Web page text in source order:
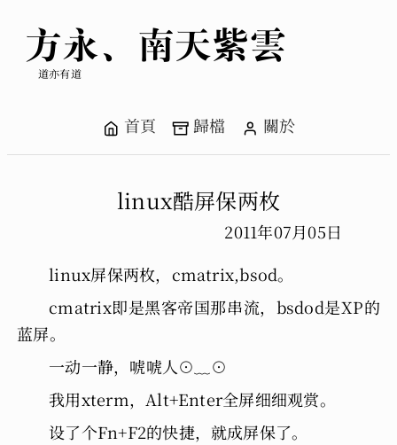
方永、南天紫雲
道亦有道
首頁 歸檔 關於
linux酷屏保两枚
2011年07月05日
linux屏保两枚，cmatrix,bsod。
cmatrix即是黑客帝国那串流，bsdod是XP的
蓝屏。
一动一静，唬唬人⊙﹏⊙
我用xterm，Alt+Enter全屏细细观赏。
设了个Fn+F2的快捷，就成屏保了。